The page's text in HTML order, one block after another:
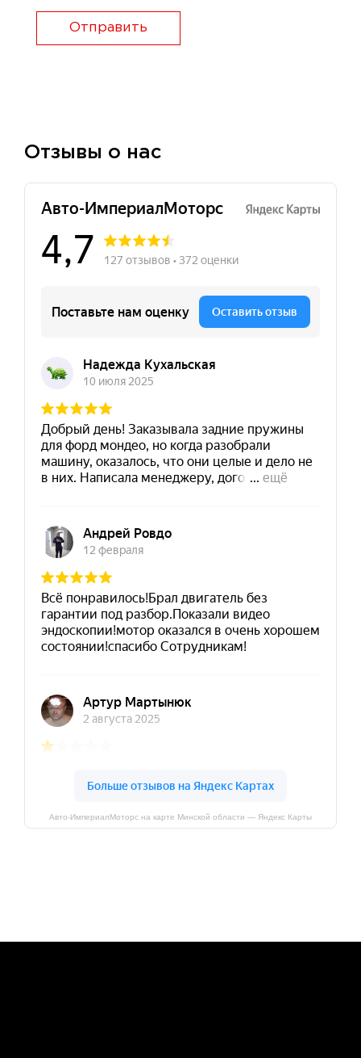
Отправить
Отзывы о нас
Авто-ИмпериалМоторс на карте Минской области — Яндекс Карты